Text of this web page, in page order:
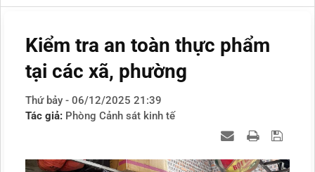
Kiểm tra an toàn thực phẩm
tại các xã, phường
Thứ bảy - 06/12/2025 21:39
Tác giả: Phòng Cảnh sát kinh tế